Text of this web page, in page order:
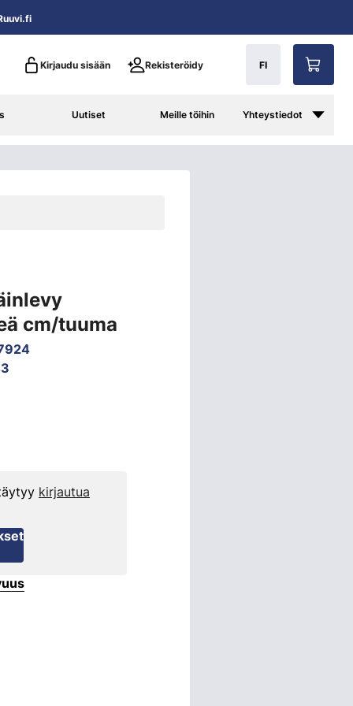
Kirjaudu sisään Rekisteröidy FI
Uutiset Meille töihin Yhteystiedot
cm/tuuma
kirjautua